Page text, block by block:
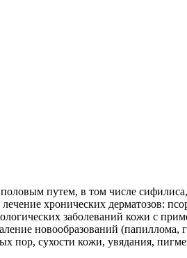
путем, в том числе
хронических дерматозов:
заболеваний кожи с
новообразований (папиллома,
пор, сухости кожи, увядания,